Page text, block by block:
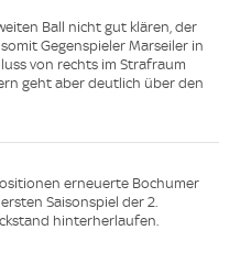
Ball nicht gut klären, der
Gegenspieler Marseiler in
von rechts im Strafraum
geht aber deutlich über den
erneuerte Bochumer
Saisonspiel der 2.
hinterherlaufen.